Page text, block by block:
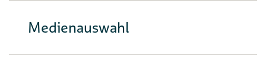
Medienauswahl